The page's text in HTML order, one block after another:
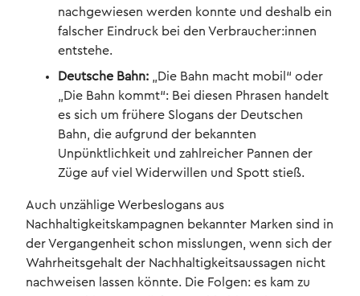
nachgewiesen werden konnte und deshalb ein
falscher Eindruck bei den Verbraucher:innen
entstehe.
Deutsche Bahn: „Die Bahn macht mobil“ oder
„Die Bahn kommt“: Bei diesen Phrasen handelt
es sich um frühere Slogans der Deutschen
Bahn, die aufgrund der bekannten
Unpünktlichkeit und zahlreicher Pannen der
Züge auf viel Widerwillen und Spott stieß.
Auch unzählige Werbeslogans aus
Nachhaltigkeitskampagnen bekannter Marken sind in
der Vergangenheit schon misslungen, wenn sich der
Wahrheitsgehalt der Nachhaltigkeitsaussagen nicht
nachweisen lassen könnte. Die Folgen: es kam zu